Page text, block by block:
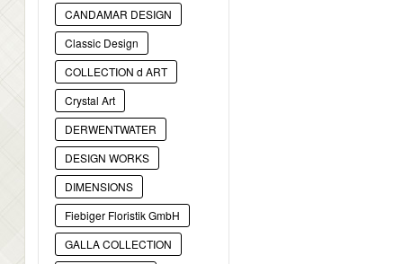
CANDAMAR DESIGN
Classic Design
COLLECTION d ART
Crystal Art
DERWENTWATER
DESIGN WORKS
DIMENSIONS
Fiebiger Floristik GmbH
GALLA COLLECTION